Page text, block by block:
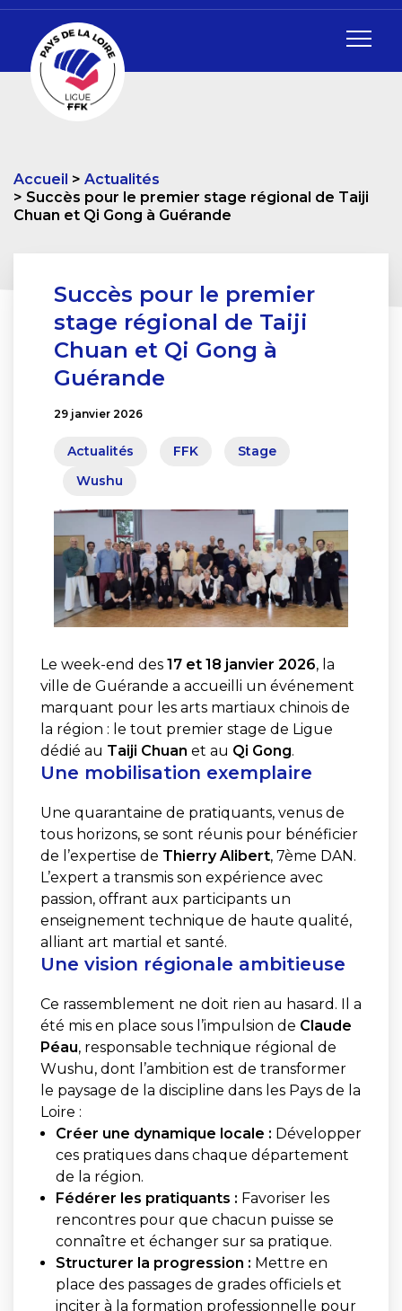
Accueil
Actualités
Succès pour le premier stage régional de Taiji
Chuan et Qi Gong à Guérande
Succès pour le premier
stage régional de Taiji
Chuan et Qi Gong à
Guérande
29 janvier 2026
Actualités FFK
Stage
Wushu
Le week-end des 17 et 18 janvier 2026, la
ville de Guérande a accueilli un événement
marquant pour les arts martiaux chinois de
la région : le tout premier stage de Ligue
dédié au Taiji Chuan et au Qi Gong.
Une mobilisation exemplaire
Une quarantaine de pratiquants, venus de
tous horizons, se sont réunis pour bénéficier
de l’expertise de Thierry Alibert, 7ème DAN.
L’expert a transmis son expérience avec
passion, offrant aux participants un
enseignement technique de haute qualité,
alliant art martial et santé.
Une vision régionale ambitieuse
Ce rassemblement ne doit rien au hasard. Il a
été mis en place sous l’impulsion de Claude
Péau, responsable technique régional de
Wushu, dont l’ambition est de transformer
le paysage de la discipline dans les Pays de la
Loire :
Créer une dynamique locale : Développer
ces pratiques dans chaque département
de la région.
Fédérer les pratiquants : Favoriser les
rencontres pour que chacun puisse se
connaître et échanger sur sa pratique.
Structurer la progression : Mettre en
place des passages de grades officiels et
inciter à la formation professionnelle pour